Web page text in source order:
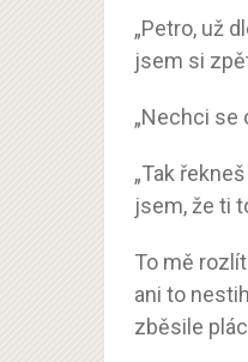
„Petro, už
jsem si
„Nechci se
„Tak
jsem, že ti
To mě
ani to
zběsile